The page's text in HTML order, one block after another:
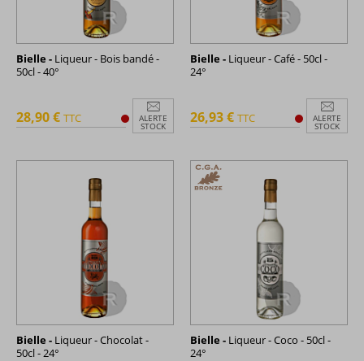
Bielle - Liqueur - Bois bandé -
50cl - 40°
ALERTE
STOCK
28,90 € TTC
Bielle - Liqueur - Café - 50cl -
24°
ALERTE
STOCK
26,93 € TTC
Bielle - Liqueur - Chocolat -
50cl - 24°
Bielle - Liqueur - Coco - 50cl -
24°